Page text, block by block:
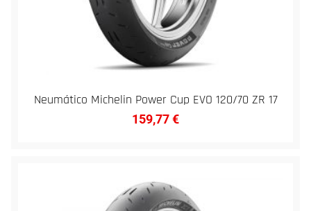
Neumático Michelin Power Cup EVO 120/70 ZR 17
159,77€